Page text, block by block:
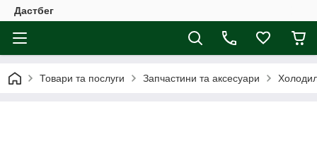
Дастбег
Товари та послуги Запчастини та аксесуари